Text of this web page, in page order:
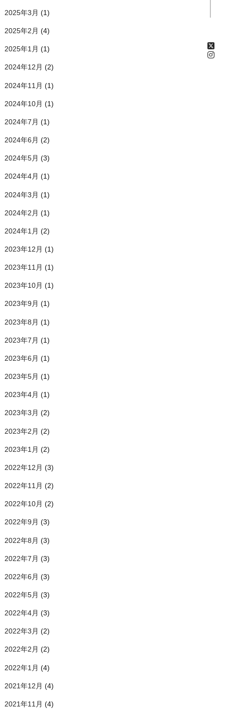
2025年3月 (1)
2025年2月 (4)
2025年1月 (1)
2024年12月 (2)
2024年11月 (1)
2024年10月 (1)
2024年7月 (1)
2024年6月 (2)
2024年5月 (3)
2024年4月 (1)
2024年3月 (1)
2024年2月 (1)
2024年1月 (2)
2023年12月 (1)
2023年11月 (1)
2023年10月 (1)
2023年9月 (1)
2023年8月 (1)
2023年7月 (1)
2023年6月 (1)
2023年5月 (1)
2023年4月 (1)
2023年3月 (2)
2023年2月 (2)
2023年1月 (2)
2022年12月 (3)
2022年11月 (2)
2022年10月 (2)
2022年9月 (3)
2022年8月 (3)
2022年7月 (3)
2022年6月 (3)
2022年5月 (3)
2022年4月 (3)
2022年3月 (2)
2022年2月 (2)
2022年1月 (4)
2021年12月 (4)
2021年11月 (4)